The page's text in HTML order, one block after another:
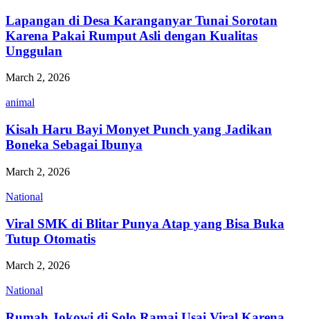
Lapangan di Desa Karanganyar Tunai Sorotan
Karena Pakai Rumput Asli dengan Kualitas
Unggulan
March 2, 2026
animal
Kisah Haru Bayi Monyet Punch yang Jadikan
Boneka Sebagai Ibunya
March 2, 2026
National
Viral SMK di Blitar Punya Atap yang Bisa Buka
Tutup Otomatis
March 2, 2026
National